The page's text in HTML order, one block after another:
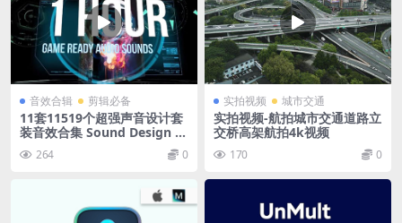
音效合辑 剪辑必备
11套11519个超强声音设计套
装音效合集 Sound Design St
arter Kit
264 0
实拍视频 城市交通
实拍视频-航拍城市交通道路立
交桥高架航拍4k视频
170 0